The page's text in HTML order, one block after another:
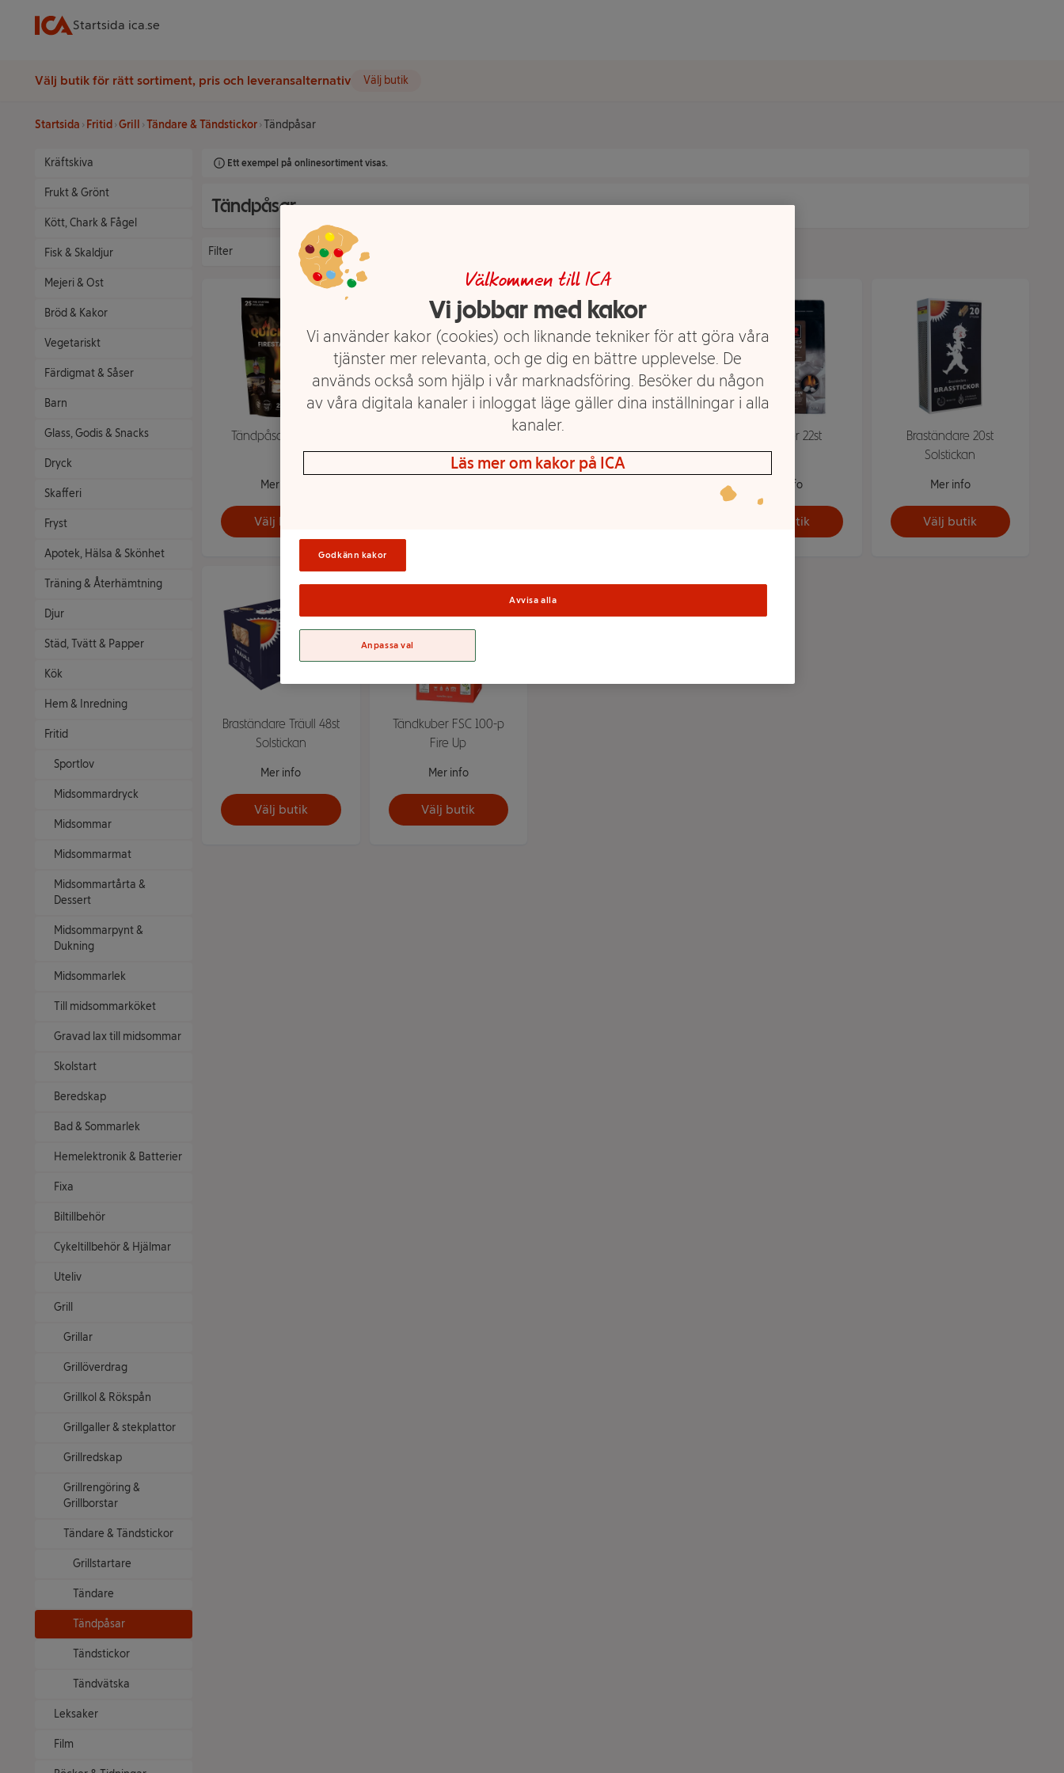
Startsida ica.se
Välj butik för rätt sortiment, pris och leveransalternativ Välj butik
Startsida Fritid Grill Tändare & Tändstickor Tändpåsar
Kräftskiva
Frukt & Grönt
Kött, Chark & Fågel
Fisk & Skaldjur
Mejeri & Ost
Bröd & Kakor
Vegetariskt
Färdigmat & Såser
Barn
Glass, Godis & Snacks
Dryck
Skafferi
Fryst
Apotek, Hälsa & Skönhet
Träning & Återhämtning
Djur
Städ, Tvätt & Papper
Kök
Hem & Inredning
Fritid
Sportlov
Midsommardryck
Midsommar
Midsommarmat
Midsommartårta &
Dessert
Midsommarpynt &
Dukning
Midsommarlek
Till midsommarköket
Gravad lax till midsommar
Skolstart
Beredskap
Bad & Sommarlek
Hemelektronik & Batterier
Fixa
Biltillbehör
Cykeltillbehör & Hjälmar
Uteliv
Grill
Grillar
Grillöverdrag
Grillkol & Rökspån
Grillgaller & stekplattor
Grillredskap
Grillrengöring &
Grillborstar
Tändare & Tändstickor
Grillstartare
Tändare
Tändpåsar
Tändstickor
Tändvätska
Leksaker
Film
Ett exempel på onlinesortiment visas.
Tändpåsar
Filter
Tändpåsar 25 pack
Mer info
Välj butik
Grilltändare 100-p
Tändkuber 22st
Mer info
Välj butik
Braständare 20st
Solstickan
Mer info
Välj butik
Braständare Träull 48st
Solstickan
Mer info
Välj butik
Tändkuber FSC 100-p
Fire Up
Mer info
Välj butik
Välkommen till ICA
Vi jobbar med kakor
Vi använder kakor (cookies) och liknande tekniker för att göra våra
tjänster mer relevanta, och ge dig en bättre upplevelse. De
används också som hjälp i vår marknadsföring. Besöker du någon
av våra digitala kanaler i inloggat läge gäller dina inställningar i alla
kanaler.
Läs mer om kakor på ICA
Godkänn kakor
Avvisa alla
Anpassa val